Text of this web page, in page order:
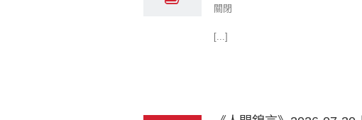
關閉
[...]